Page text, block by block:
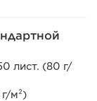
лист. (80 г/
м²)